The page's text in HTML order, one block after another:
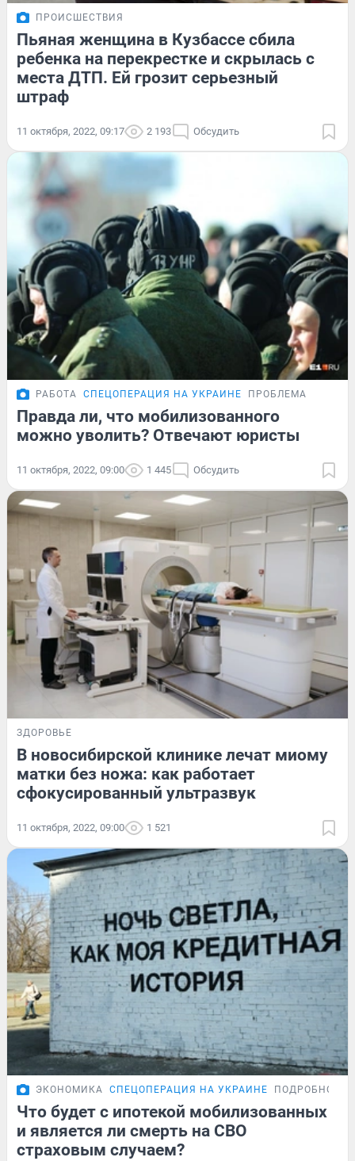
ПРОИСШЕСТВИЯ
Пьяная женщина в Кузбассе сбила
ребенка на перекрестке и скрылась с
места ДТП. Ей грозит серьезный
штраф
11 октября, 2022, 09:17 2 193 Обсудить
РАБОТА СПЕЦОПЕРАЦИЯ НА УКРАИНЕ ПРОБЛЕМА
Правда ли, что мобилизованного
можно уволить? Отвечают юристы
11 октября, 2022, 09:00 1 445 Обсудить
ЗДОРОВЬЕ
В новосибирской клинике лечат миому
матки без ножа: как работает
сфокусированный ультразвук
11 октября, 2022, 09:00 1 521
ЭКОНОМИКА СПЕЦОПЕРАЦИЯ НА УКРАИНЕ ПОДРОБНОСТИ
Что будет с ипотекой мобилизованных
и является ли смерть на СВО
страховым случаем?